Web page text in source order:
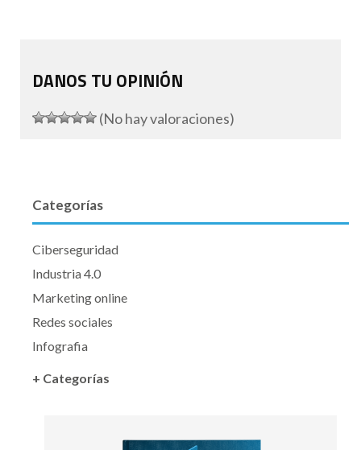
DANOS TU OPINIÓN
(No hay valoraciones)
Categorías
Ciberseguridad
Industria 4.0
Marketing online
Redes sociales
Infografia
+ Categorías